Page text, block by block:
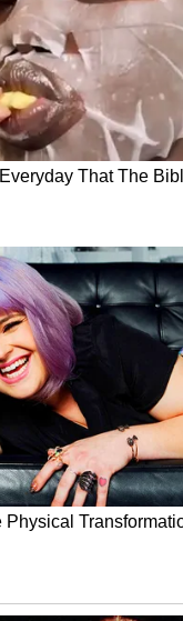
విజయ్ ఆసక్తికర
Nadu CM Vijay